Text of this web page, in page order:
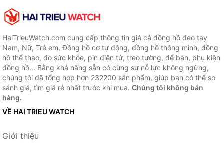
HaiTrieuWatch.com cung cấp thông tin giá cả đồng hồ đeo tay
Nam, Nữ, Trẻ em, Đồng hồ cơ tự động, đồng hồ thông minh, đồng
hồ thể thao, đo sức khỏe, pin điện tử, treo tường, để bàn, phụ kiện
đồng hồ... Bằng khả năng sẵn có cùng sự nỗ lực không ngừng,
chúng tôi đã tổng hợp hơn 232200 sản phẩm, giúp bạn có thể so
sánh giá, tìm giá rẻ nhất trước khi mua. Chúng tôi không bán
hàng.
VỀ HAI TRIEU WATCH
Giới thiệu